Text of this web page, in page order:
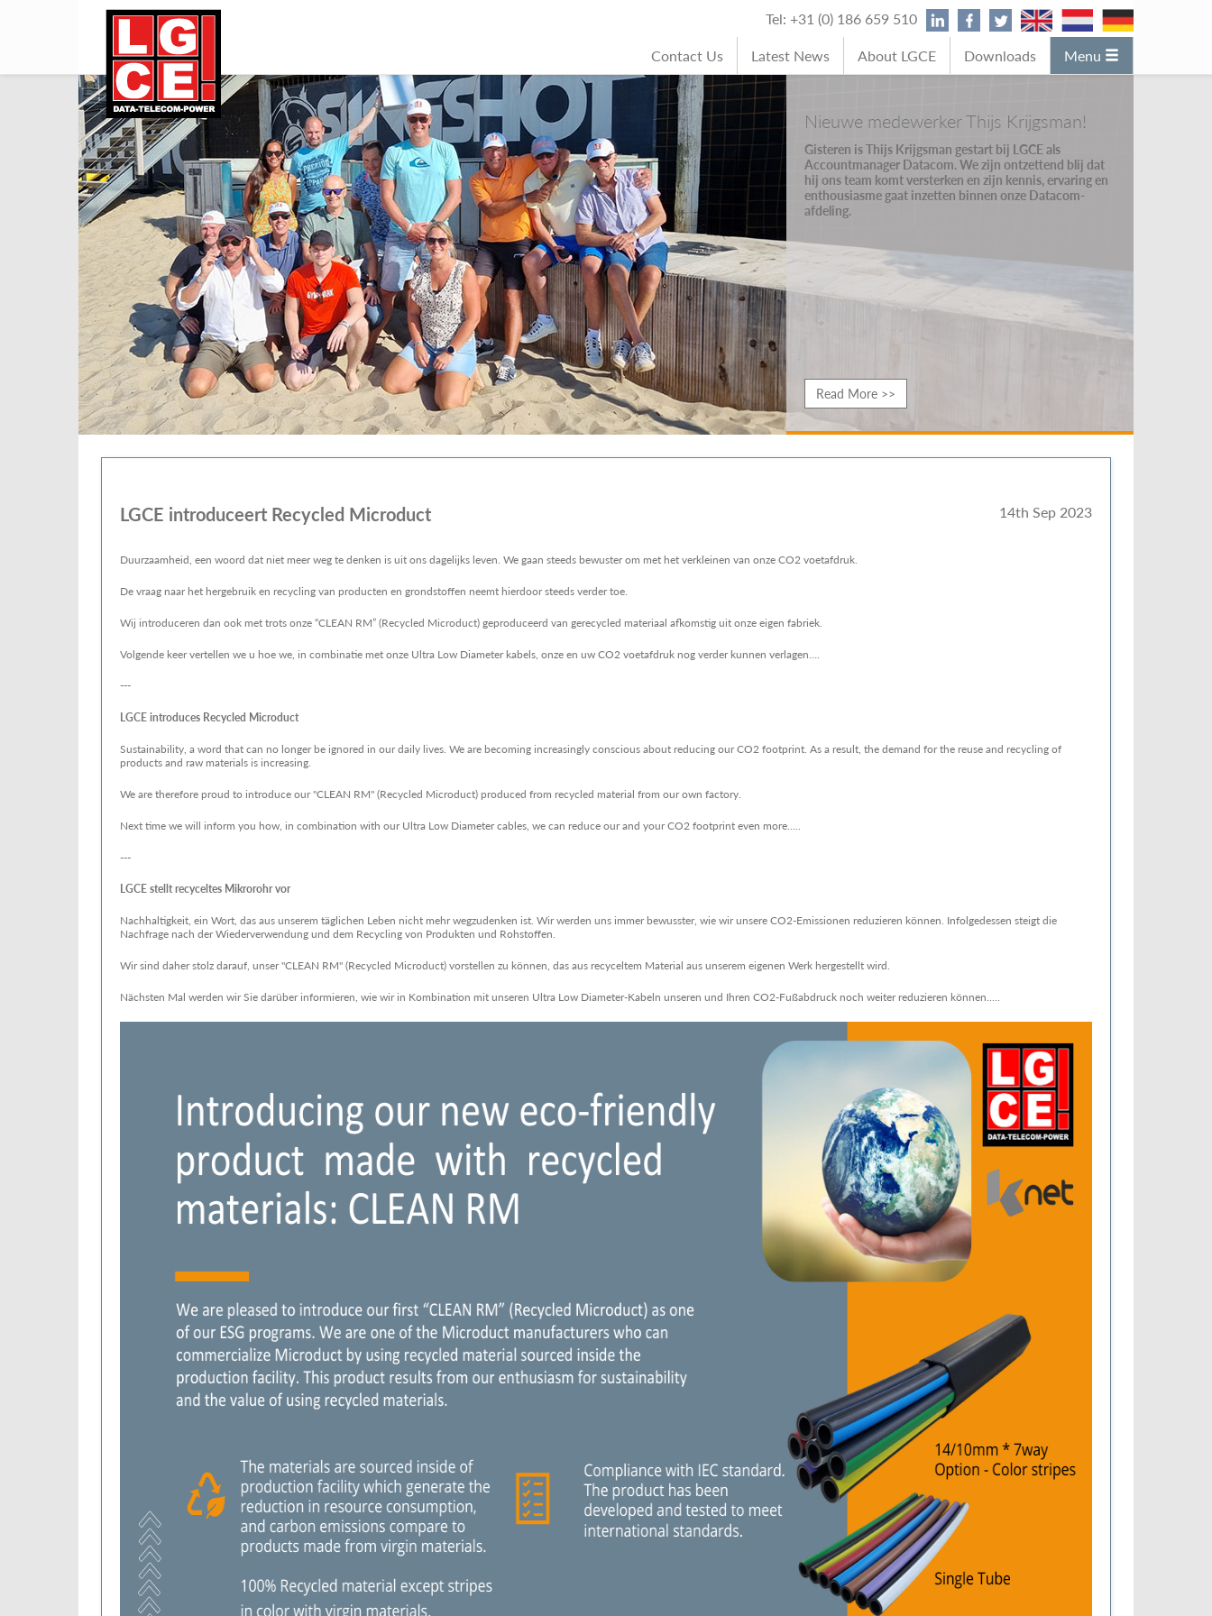
Tel: +31 (0) 186 659 510
Contact Us
Latest News About LGCE Downloads Menu
Nieuwe medewerker Thijs Krijgsman!
Gisteren is Thijs Krijgsman gestart bij LGCE als
Accountmanager Datacom. We zijn ontzettend blij dat
hij ons team komt versterken en zijn kennis, ervaring en
enthousiasme gaat inzetten binnen onze Datacom-
afdeling.
Read More >>
14th Sep 2023
LGCE introduceert Recycled Microduct
Duurzaamheid, een woord dat niet meer weg te denken is uit ons dagelijks leven. We gaan steeds bewuster om met het verkleinen van onze CO2 voetafdruk.
De vraag naar het hergebruik en recycling van producten en grondstoffen neemt hierdoor steeds verder toe.
Wij introduceren dan ook met trots onze “CLEAN RM” (Recycled Microduct) geproduceerd van gerecycled materiaal afkomstig uit onze eigen fabriek.
Volgende keer vertellen we u hoe we, in combinatie met onze Ultra Low Diameter kabels, onze en uw CO2 voetafdruk nog verder kunnen verlagen….
---
LGCE introduces Recycled Microduct
Sustainability, a word that can no longer be ignored in our daily lives. We are becoming increasingly conscious about reducing our CO2 footprint. As a result, the demand for the reuse and recycling of
products and raw materials is increasing.
We are therefore proud to introduce our "CLEAN RM" (Recycled Microduct) produced from recycled material from our own factory.
Next time we will inform you how, in combination with our Ultra Low Diameter cables, we can reduce our and your CO2 footprint even more…..
---
LGCE stellt recyceltes Mikrorohr vor
Nachhaltigkeit, ein Wort, das aus unserem täglichen Leben nicht mehr wegzudenken ist. Wir werden uns immer bewusster, wie wir unsere CO2-Emissionen reduzieren können. Infolgedessen steigt die
Nachfrage nach der Wiederverwendung und dem Recycling von Produkten und Rohstoffen.
Wir sind daher stolz darauf, unser "CLEAN RM" (Recycled Microduct) vorstellen zu können, das aus recyceltem Material aus unserem eigenen Werk hergestellt wird.
Nächsten Mal werden wir Sie darüber informieren, wie wir in Kombination mit unseren Ultra Low Diameter-Kabeln unseren und Ihren CO2-Fußabdruck noch weiter reduzieren können.....